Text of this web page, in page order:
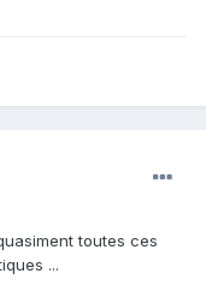
toutes ces
...